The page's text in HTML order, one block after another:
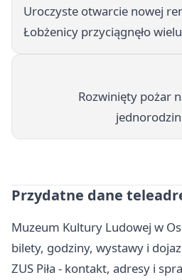
Uroczyste otwarcie nowej
Łobżenicy przyciągnęło
Rozwinięty pożar
Przydatne dane
Muzeum Kultury Ludowej w
bilety, godziny, wystawy i
ZUS Piła - kontakt, adresy i